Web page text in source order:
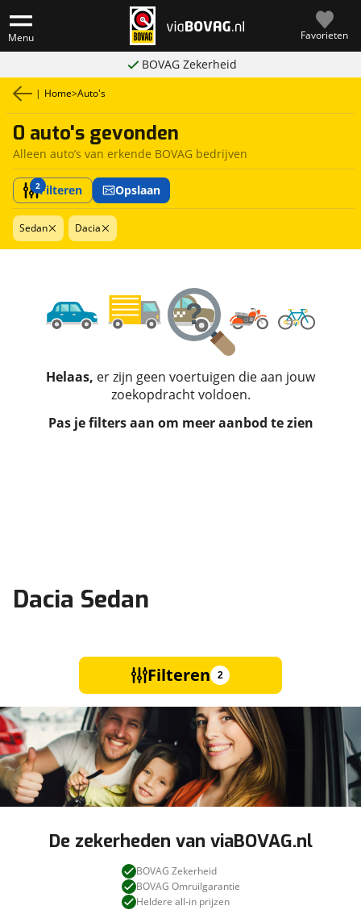
Menu Favorieten
BOVAG Zekerheid
| Home>Auto's
0 auto's gevonden
Alleen auto’s van erkende BOVAG bedrijven
2Filteren Opslaan
Sedan Dacia
Helaas, er zijn geen voertuigen die aan jouw
zoekopdracht voldoen.
Pas je filters aan om meer aanbod te zien
Dacia Sedan
Filteren 2
De zekerheden van viaBOVAG.nl
BOVAG Zekerheid
BOVAG Omruilgarantie
Heldere all-in prijzen